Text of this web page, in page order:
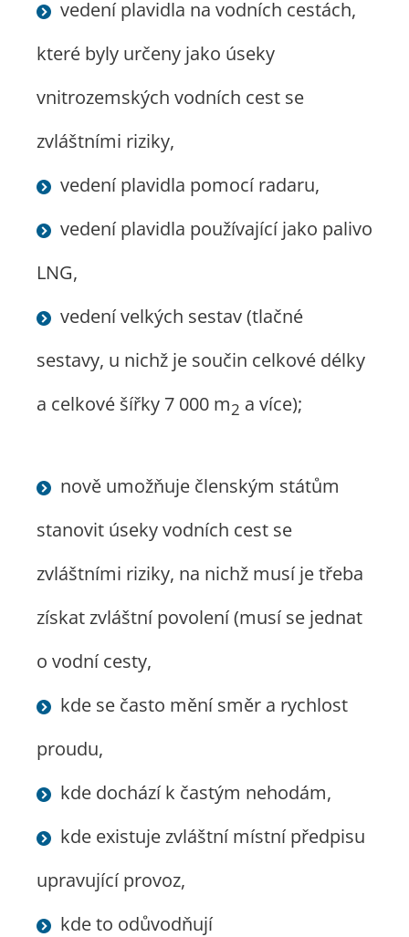
vedení plavidla na vodních cestách,
které byly určeny jako úseky
vnitrozemských vodních cest se
zvláštními riziky,
vedení plavidla pomocí radaru,
vedení plavidla používající jako palivo
LNG,
vedení velkých sestav (tlačné
sestavy, u nichž je součin celkové délky
a celkové šířky 7 000 m2 a více);
nově umožňuje členským státům
stanovit úseky vodních cest se
zvláštními riziky, na nichž musí je třeba
získat zvláštní povolení (musí se jednat
o vodní cesty,
kde se často mění směr a rychlost
proudu,
kde dochází k častým nehodám,
kde existuje zvláštní místní předpisu
upravující provoz,
kde to odůvodňují